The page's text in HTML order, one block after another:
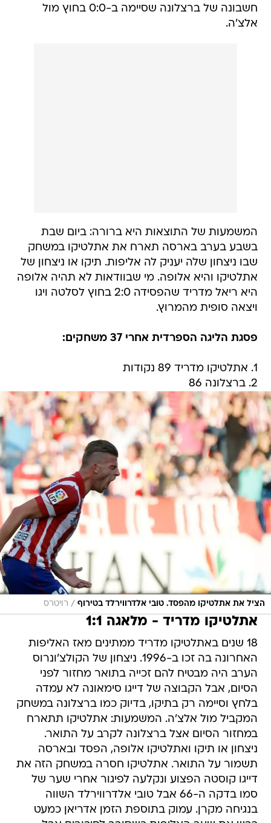
חשבונה של ברצלונה שסיימה ב-0:0 בחוץ מול
אלצ'ה.
המשמעות של התוצאות היא ברורה: ביום שבת
בשבע בערב בארסה תארח את אתלטיקו במשחק
שבו ניצחון שלה יעניק לה אליפות. תיקו או ניצחון של
אתלטיקו והיא אלופה. מי שבוודאות לא תהיה אלופה
היא ריאל מדריד שהפסידה 2:0 בחוץ לסלטה ויגו
ויצאה סופית מהמרוץ.
פסגת הליגה הספרדית אחרי 37 משחקים:
1. אתלטיקו מדריד 89 נקודות
2. ברצלונה 86
הציל את אתלטיקו מהפסד. טובי אלדרווירלד בטירוף / רויטרס
אתלטיקו מדריד - מלאגה 1:1
18 שנים באתלטיקו מדריד ממתינים מאז האליפות
האחרונה בה זכו ב-1996. ניצחון של הקולצ'ונרוס
הערב היה מבטיח להם זכייה בתואר מחזור לפני
הסיום, אבל הקבוצה של דייגו סימאונה לא עמדה
בלחץ וסיימה רק בתיקו, בדיוק כמו ברצלונה במשחק
המקביל מול אלצ'ה. המשמעות: אתלטיקו תתארח
במחזור הסיום אצל ברצלונה לקרב על התואר.
ניצחון או תיקו ואתלטיקו אלופה, הפסד ובארסה
תשמור על התואר. אתלטיקו חסרה במשחק הזה את
דייגו קוסטה הפצוע ונקלעה לפיגור אחרי שער של
סמו בדקה ה-66 אבל טובי אלדרווירלד השווה
בנגיחה מקרן. עמוק בתוספת הזמן אדריאן כמעט